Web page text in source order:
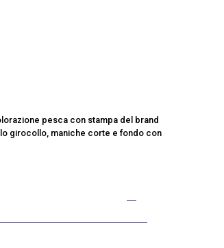
pesca con stampa del brand
girocollo, maniche corte e fondo con